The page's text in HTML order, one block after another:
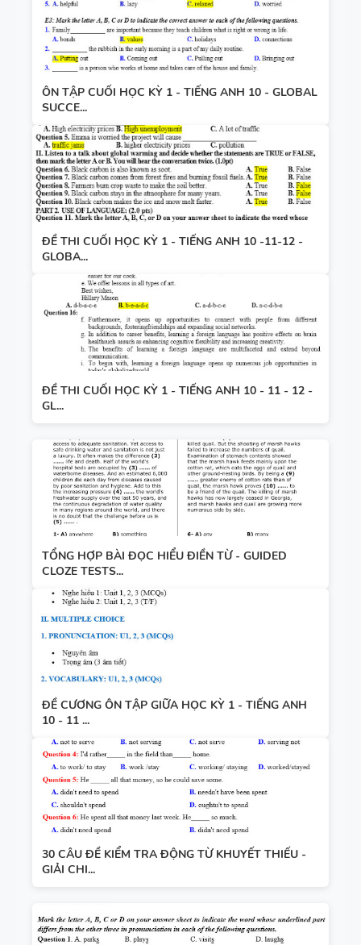
ÔN TẬP CUỐI HỌC KỲ 1 - TIẾNG ANH 10 - GLOBAL
SUCCE...
ĐỀ THI CUỐI HỌC KỲ 1 - TIẾNG ANH 10 -11-12 -
GLOBA...
ĐỀ THI CUỐI HỌC KỲ 1 - TIẾNG ANH 10 - 11 - 12 -
GL...
TỔNG HỢP BÀI ĐỌC HIỂU ĐIỀN TỪ - GUIDED
CLOZE TESTS...
ĐỀ CƯƠNG ÔN TẬP GIỮA HỌC KỲ 1 - TIẾNG ANH
10 - 11 ...
30 CÂU ĐỀ KIỂM TRA ĐỘNG TỪ KHUYẾT THIẾU -
GIẢI CHI...